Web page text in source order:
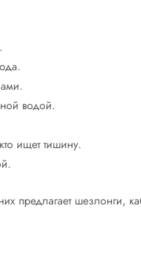
водой.
ищет тишину.
предлагает шезлонги,